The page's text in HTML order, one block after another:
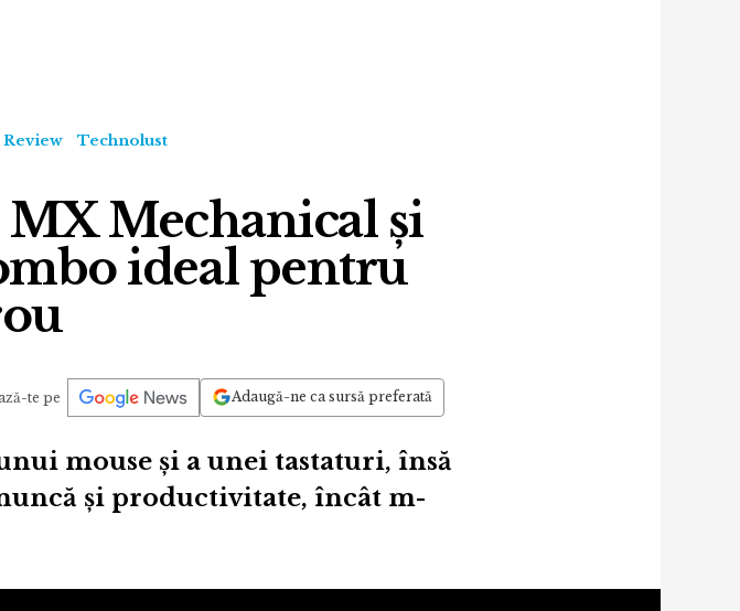
Review Technolust
Mechanical și
ideal pentru
te pe Adaugă-ne ca sursă preferată
mouse și a unei tastaturi, însă
și productivitate, încât m-